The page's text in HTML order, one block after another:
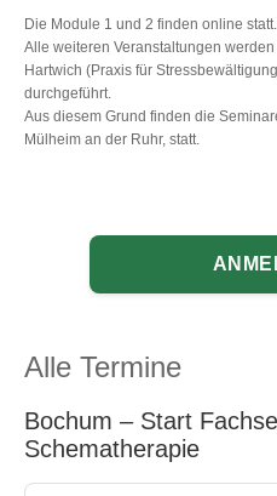
Die Module 1 und 2 finden online statt.
Alle weiteren Veranstaltungen
Hartwich (Praxis für
durchgeführt.
Aus diesem Grund finden die
Mülheim an der Ruhr, statt.
Alle Termine
Bochum – Start
Schematherapie